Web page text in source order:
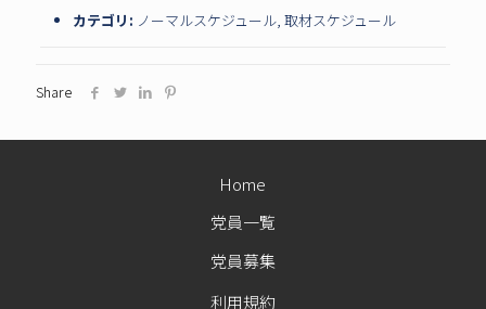
カテゴリ: ノーマルスケジュール, 取材スケジュール
Share
党員一覧
党員募集
利用規約
Home